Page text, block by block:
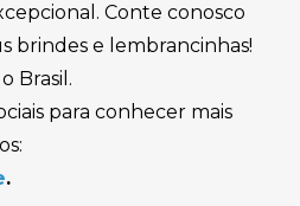
Conte conosco
brindes e lembrancinhas!
Brasil.
para conhecer mais
.